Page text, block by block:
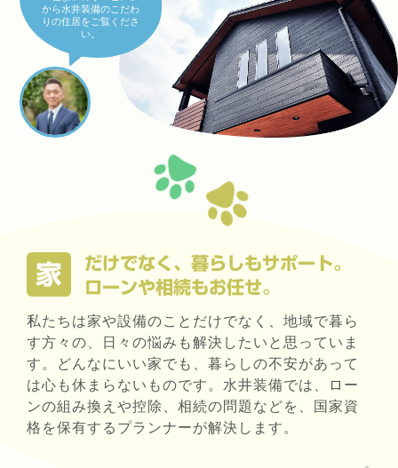
から水井装備のこだわ
りの住居をご覧くださ
い。
家
だけでなく、暮らしもサポート。
ローンや相続もお任せ。
私たちは家や設備のことだけでなく、地域で暮ら
す方々の、日々の悩みも解決したいと思っていま
す。どんなにいい家でも、暮らしの不安があって
は心も休まらないものです。水井装備では、ロー
ンの組み換えや控除、相続の問題などを、国家資
格を保有するプランナーが解決します。